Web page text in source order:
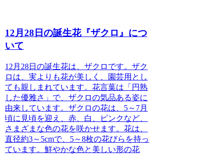
12月28日の誕生花『ザクロ』につ
いて
12月28日の誕生花は、ザクロです。ザク
ロは、実よりも花が美しく、園芸用とし
ても親しまれています。花言葉は「円熟
した優雅さ」で、ザクロの気品ある姿に
由来しています。ザクロの花は、5～7月
頃に見頃を迎え、赤、白、ピンクなど、
さまざまな色の花を咲かせます。花は、
直径約3～5cmで、5～8枚の花びらを持っ
ています。鮮やかな色と美しい形の花